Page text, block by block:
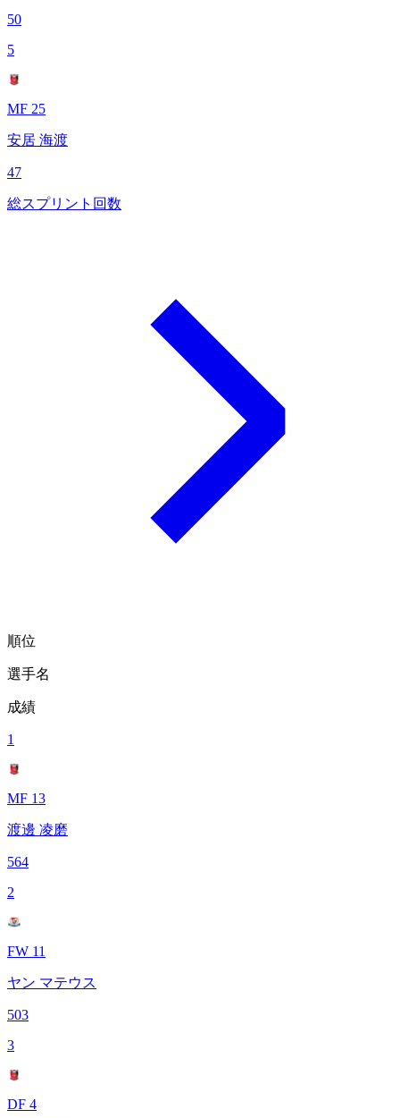
50
5
MF 25
安居 海渡
47
総スプリント回数
順位
選手名
成績
1
MF 13
渡邊 凌磨
564
2
FW 11
ヤン マテウス
503
3
DF 4